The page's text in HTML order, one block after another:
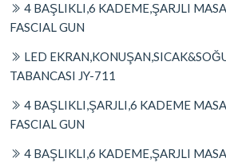
4 BAŞLIKLI,6 KADEME,ŞARJLI
FASCIAL GUN
LED
TABANCASI JY-711
4 BAŞLIKLI,ŞARJLI,6 KADEME
FASCIAL GUN
4 BAŞLIKLI,6 KADEME,ŞARJLI